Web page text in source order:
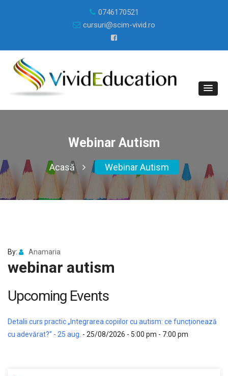
0746170521
cursuri@scim-vivid.ro
Webinar Autism
Acasă Webinar Autism
By: Anamaria
webinar autism
Upcoming Events
Detalii curs practic „Integrarea copiilor cu autism: ce funcționează
cu adevărat?” - 25 aug. - 25/08/2026 - 5:00 pm - 7:00 pm